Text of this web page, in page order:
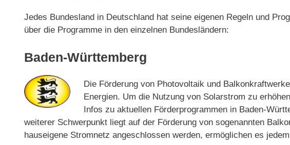
Jedes Bundesland in Deutschland hat seine eigenen Regeln und
über die Programme in den einzelnen Bundesländern:
Baden-Württemberg
Die Förderung von Photovoltaik und
Energien. Um die Nutzung von Solarstrom zu
Infos zu aktuellen Förderprogrammen in Baden-
weiterer Schwerpunkt liegt auf der Förderung von sogenannten
hauseigene Stromnetz angeschlossen werden, ermöglichen es